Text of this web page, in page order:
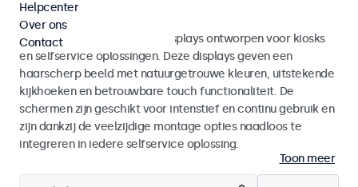
selfservice
Monitoren en touchscreen displays ontworpen voor kiosks
en selfservice oplossingen. Deze displays geven een
haarscherp beeld met natuurgetrouwe kleuren, uitstekende
kijkhoeken en betrouwbare touch functionaliteit. De
schermen zijn geschikt voor intenstief en continu gebruik en
zijn dankzij de veelzijdige montage opties naadloos te
integreren in iedere selfservice oplossing.
Toon meer
Helpcenter
Over ons
Contact